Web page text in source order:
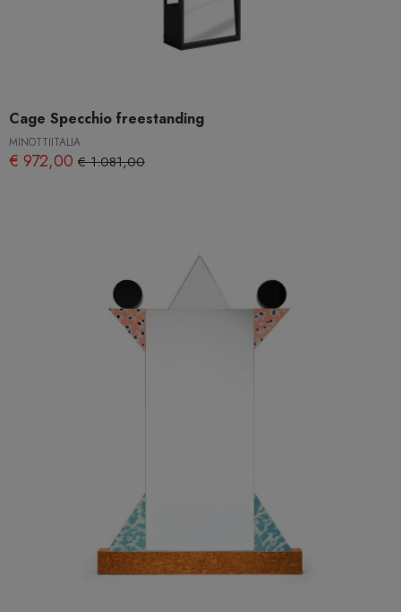
Cage Specchio freestanding
MINOTTIITALIA
€ 972,00 € 1.081,00